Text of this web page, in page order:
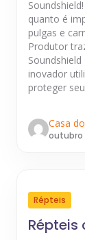
quanto é
pulgas e
Produtor
inovador
proteger
Casa
outubro
Répteis
Répteis